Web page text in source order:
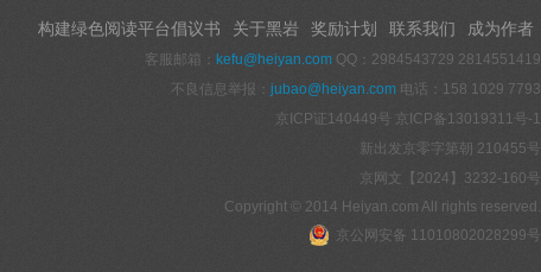
构建绿色阅读平台倡议书 关于黑岩 奖励计划 联系我们 成为作者
客服邮箱： kefu@heiyan.com QQ：2984543729 2814551419
不良信息举报： jubao@heiyan.com 电话：158 1029 7793
京ICP证140449号 京ICP备13019311号-1
新出发京零字第朝 210455号
京网文【2024】3232-160号
Copyright © 2014 Heiyan.com All rights reserved.
京公网安备 11010802028299号